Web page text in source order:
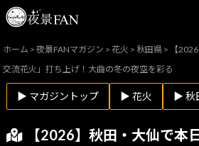
ホーム >夜景FANマガジン >花火 > 秋田県 >
【
交流花火」打ち上げ！大曲の冬の夜空を彩る
▶ マガジントップ ▶ 花火 ▶ 秋
【2026】秋田・大仙で本